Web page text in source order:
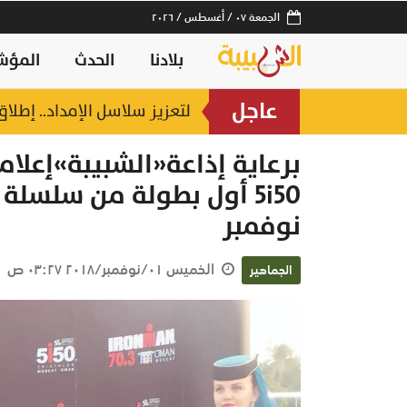
الجمعة ٠٧ / أغسطس / ٢٠٢٦
بلادنا الحدث
عاجل لتعزيز سلاسل الإمداد..
برعاية
نوفمبر
الجماهير الخميس ٠١/نوفمبر/٢٠١٨ ٠٣:٢٧ ص